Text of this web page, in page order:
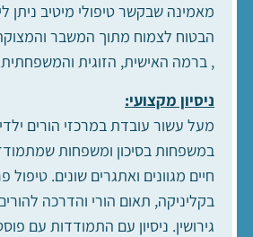
מאמינה שבקשר טיפולי מיטיב ניתן
הבטוח לצמוח מתוך המשבר
, ברמה האישית, הזוגית
ניסיון מקצועי:
מעל עשור עובדת במרכזי הורים
במשפחות בסיכון ומשפחות
חיים מגוונים ואתגרים שונים. טיפול
בקליניקה, תאום הורי והדרכה
גירושין. ניסיון עם התמודדות עם